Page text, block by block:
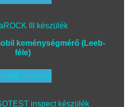
keménységmérő (Leeb-
féle)
olvasom